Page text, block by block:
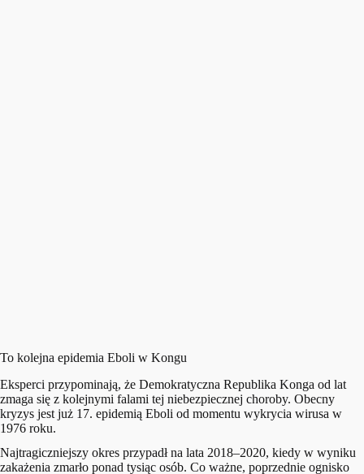
To kolejna epidemia Eboli w Kongu
Eksperci przypominają, że Demokratyczna Republika Konga od lat
zmaga się z kolejnymi falami tej niebezpiecznej choroby. Obecny
kryzys jest już 17. epidemią Eboli od momentu wykrycia wirusa w
1976 roku.
Najtragiczniejszy okres przypadł na lata 2018–2020, kiedy w wyniku
zakażenia zmarło ponad tysiąc osób. Co ważne, poprzednie ognisko